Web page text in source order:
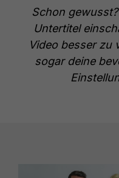
Schon
Untertitel
Video besser zu
sogar deine